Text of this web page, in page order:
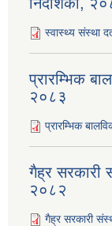
स्वास्थ्य संस्था
प्रारम्भिक
२०८३
प्रारम्भिक
गैह्र सरकारी
२०८२
गैह्र सरकारी